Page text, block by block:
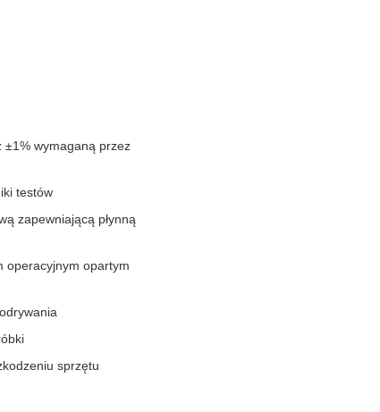
±1% wymaganą przez
testów
zapewniającą płynną
operacyjnym opartym
sprzętu